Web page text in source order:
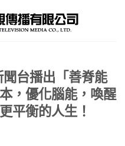
台播出「善脊能
，優化腦能，喚醒
平衡的人生！